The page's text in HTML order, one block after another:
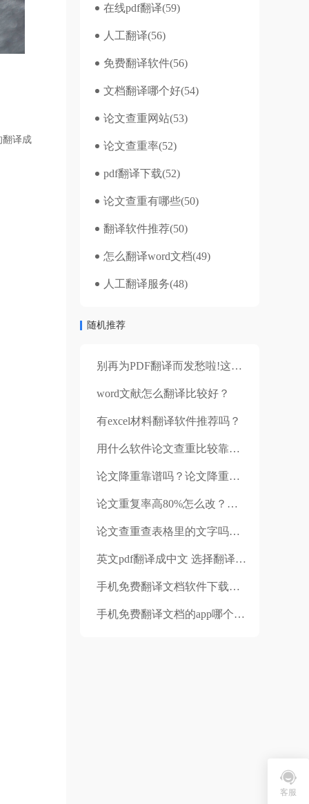
翻译成
在线pdf翻译(59)
人工翻译(56)
免费翻译软件(56)
文档翻译哪个好(54)
论文查重网站(53)
论文查重率(52)
pdf翻译下载(52)
论文查重有哪些(50)
翻译软件推荐(50)
怎么翻译word文档(49)
人工翻译服务(48)
随机推荐
别再为PDF翻译而发愁啦!这个软件帮你一键解决!
word文献怎么翻译比较好？
有excel材料翻译软件推荐吗？
用什么软件论文查重比较靠谱 需要查看开题报告吗
论文降重靠谱吗？论文降重的方法是什么？
论文重复率高80%怎么改？论文引用部分为什么算抄袭？
论文查重查表格里的文字吗？毕业论文降重的技巧有哪些？
英文pdf翻译成中文 选择翻译公司的方法是什么
手机免费翻译文档软件下载的步骤是什么？福昕翻译软件的优点是什么？
手机免费翻译文档的app哪个好用？福昕翻译是怎么操作的？
客服